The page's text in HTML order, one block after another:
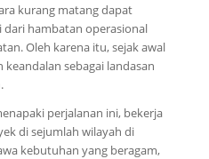
kurang matang dapat
hambatan operasional
Oleh karena itu, sejak awal
sebagai landasan
perjalanan ini, bekerja
di sejumlah wilayah di
kebutuhan yang beragam,